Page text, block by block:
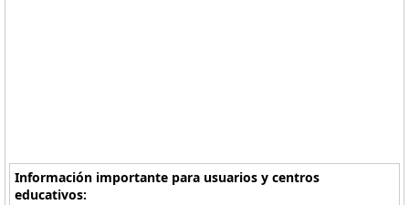
Información importante para usuarios y centros
educativos: